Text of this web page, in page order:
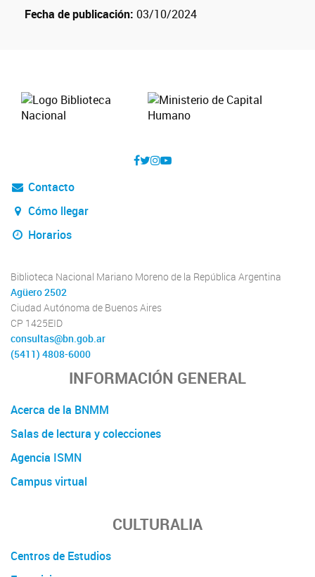
Fecha de publicación: 03/10/2024
Contacto
Cómo llegar
Horarios
Biblioteca Nacional Mariano Moreno de la República Argentina
Agüero 2502
Ciudad Autónoma de Buenos Aires
CP 1425EID
consultas@bn.gob.ar
(5411) 4808-6000
INFORMACIÓN GENERAL
Acerca de la BNMM
Salas de lectura y colecciones
Agencia ISMN
Campus virtual
CULTURALIA
Centros de Estudios